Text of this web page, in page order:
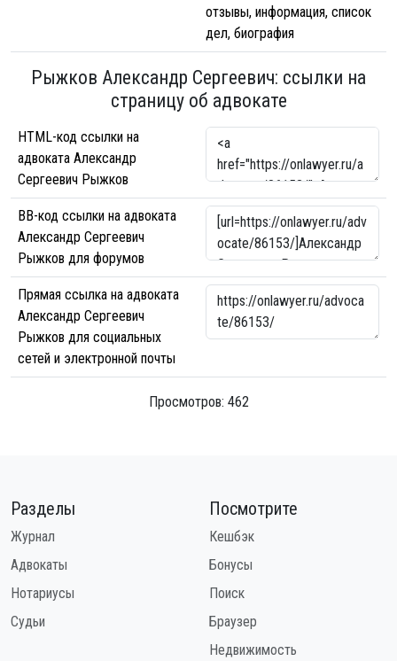
отзывы, информация, список
дел, биография
Рыжков Александр Сергеевич: ссылки на
страницу об адвокате
HTML-код ссылки на
адвоката Александр
Сергеевич Рыжков
BB-код ссылки на адвоката
Александр Сергеевич
Рыжков для форумов
Прямая ссылка на адвоката
Александр Сергеевич
Рыжков для социальных
сетей и электронной почты
Просмотров: 462
Разделы
Журнал
Адвокаты
Нотариусы
Судьи
Посмотрите
Кешбэк
Бонусы
Поиск
Браузер
Недвижимость